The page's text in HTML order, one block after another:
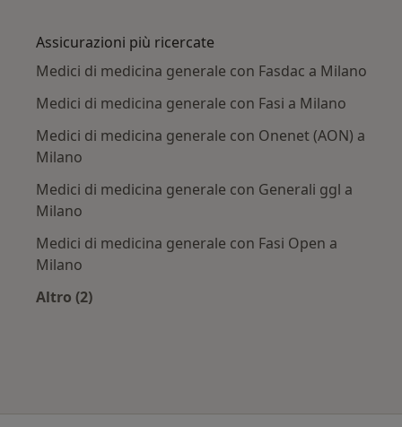
Assicurazioni più ricercate
Medici di medicina generale con Fasdac a Milano
Medici di medicina generale con Fasi a Milano
Medici di medicina generale con Onenet (AON) a
Milano
Medici di medicina generale con Generali ggl a
Milano
Medici di medicina generale con Fasi Open a
Milano
Altro (2)